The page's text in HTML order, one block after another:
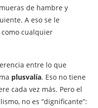
de hambre y
A eso se le
como cualquier
entre lo que
plusvalía. Eso no tiene
cada vez más. Pero el
no es “dignificante”: